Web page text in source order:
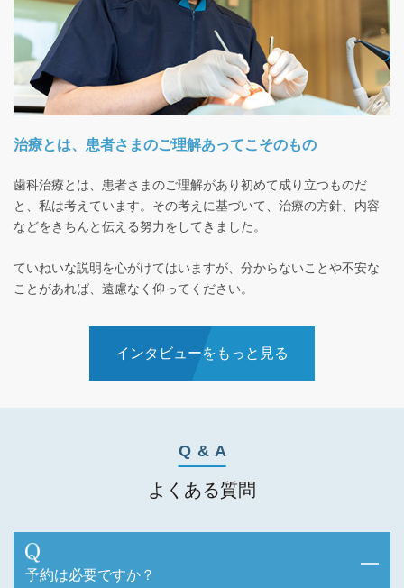
治療とは、患者さまのご理解あってこそのもの
歯科治療とは、患者さまのご理解があり初めて成り立つものだ
と、私は考えています。その考えに基づいて、治療の方針、内容
などをきちんと伝える努力をしてきました。
ていねいな説明を心がけてはいますが、分からないことや不安な
ことがあれば、遠慮なく仰ってください。
インタビューをもっと見る
Q & A
よくある質問
予約は必要ですか？